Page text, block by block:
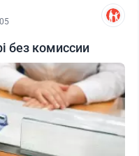
без комиссии